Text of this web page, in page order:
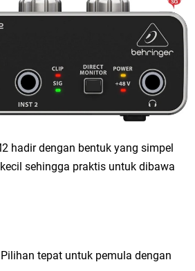
hadir dengan bentuk yang simpel
sehingga praktis untuk dibawa
Pilihan tepat untuk pemula dengan